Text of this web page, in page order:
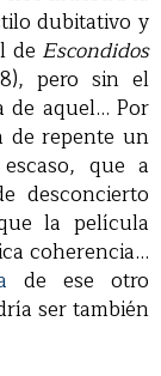
dubitativo y
de Escondidos
pero sin el
de aquel… Por
de repente un
que a
desconcierto
la película
coherencia…
de ese otro
ser también